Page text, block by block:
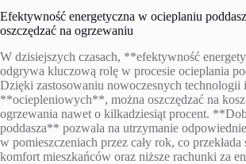
Efektywność energetyczna w ocieplaniu
oszczędzać na ogrzewaniu
W dzisiejszych czasach, **efektywność
odgrywa kluczową rolę w procesie ocieplania
Dzięki zastosowaniu nowoczesnych technologii
**ociepleniowych**, można oszczędzać na
ogrzewania nawet o kilkadziesiąt procent.
poddasza** pozwala na utrzymanie
w pomieszczeniach przez cały rok, co przekłada
komfort mieszkańców oraz niższe rachunki za